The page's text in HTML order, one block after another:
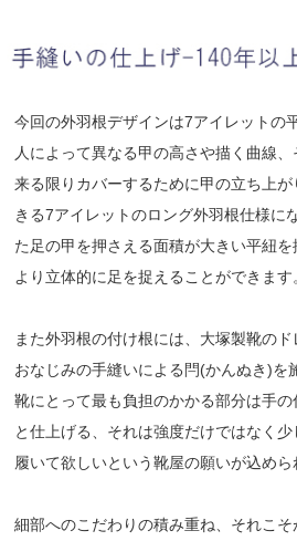
今回の外羽根デザインは7アイレットの
人によって異なる甲の高さや描く曲線
来る限りカバーするために甲の立ち上
きる7アイレットのロング外羽根仕様に
た足の甲を押さえる面積が大きい平紐
より立体的に足を捉えることができます
また外羽根の付け根には、大塚製靴の
おなじみの手縫いによる閂(かんぬき)を
靴にとって最も負担のかかる部分は手
と仕上げる、それは強度だけではなく
履いて欲しいという靴屋の願いが込め
細部へのこだわりの積み重ね、それこ